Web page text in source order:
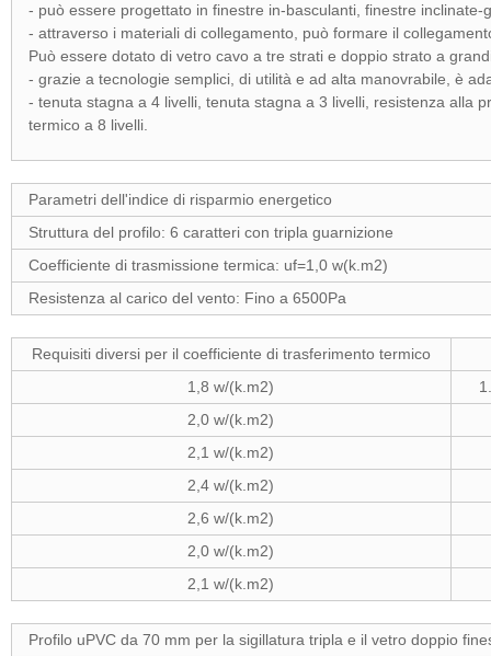
- può essere progettato in finestre in-basculanti, finestre
- attraverso i materiali di collegamento, può formare il
Può essere dotato di vetro cavo a tre strati e doppio strato a
- grazie a tecnologie semplici, di utilità e ad alta manovrabile, è
- tenuta stagna a 4 livelli, tenuta stagna a 3 livelli, resistenza alla
termico a 8 livelli.
Parametri dell'indice di risparmio energetico
Struttura del profilo: 6 caratteri con tripla guarnizione
Coefficiente di trasmissione termica: uf=1,0 w(k.m2)
Resistenza al carico del vento: Fino a 6500Pa
Requisiti diversi per il coefficiente di trasferimento termico
1,8 w/(k.m2)
2,0 w/(k.m2)
2,1 w/(k.m2)
2,4 w/(k.m2)
2,6 w/(k.m2)
2,0 w/(k.m2)
2,1 w/(k.m2)
Profilo uPVC da 70 mm per la sigillatura tripla e il vetro doppio